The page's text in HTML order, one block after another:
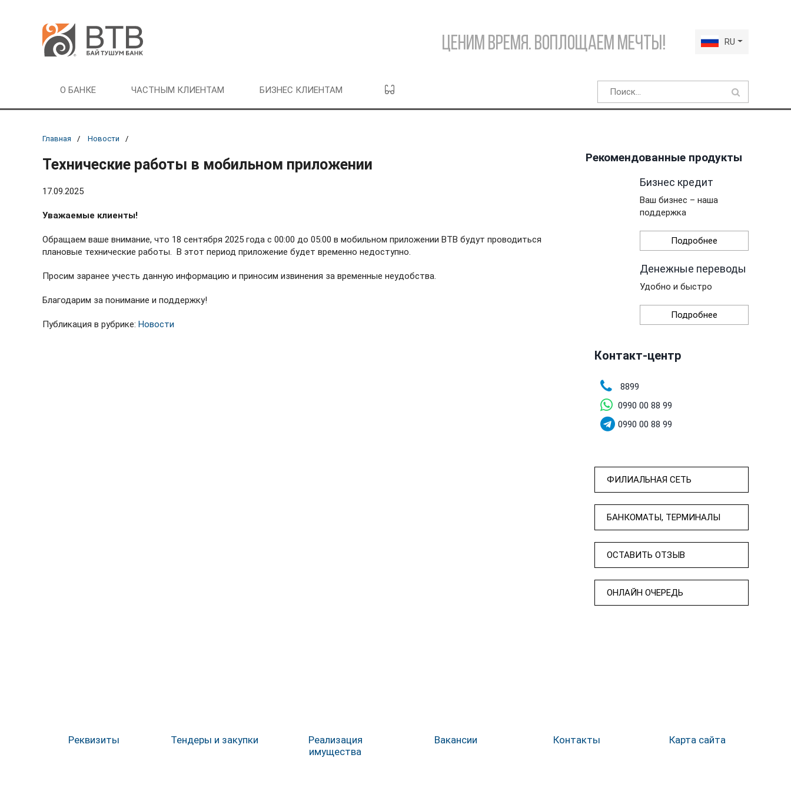
RU
Ценим время. Воплощаем мечты!
О БАНКЕ ЧАСТНЫМ КЛИЕНТАМ БИЗНЕС КЛИЕНТАМ
Главная Новости
Технические работы в мобильном приложении
17.09.2025
Уважаемые клиенты!
Обращаем ваше внимание, что 18 сентября 2025 года с 00:00 до 05:00 в мобильном приложении BTB будут проводиться
плановые технические работы. В этот период приложение будет временно недоступно.
Просим заранее учесть данную информацию и приносим извинения за временные неудобства.
Благодарим за понимание и поддержку!
Публикация в рубрике: Новости
Рекомендованные продукты
Бизнес кредит
Ваш бизнес – наша
поддержка
Подробнее
Денежные переводы
Удобно и быстро
Подробнее
Контакт-центр
8899
0990 00 88 99
0990 00 88 99
ФИЛИАЛЬНАЯ СЕТЬ
БАНКОМАТЫ, ТЕРМИНАЛЫ
ОСТАВИТЬ ОТЗЫВ
ОНЛАЙН ОЧЕРЕДЬ
Реквизиты Тендеры и закупки
Реализация
имущества
Вакансии Контакты Карта сайта